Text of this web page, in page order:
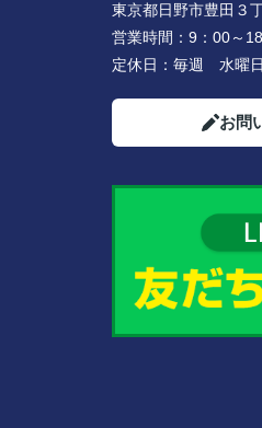
東京都日野市豊田３
営業時間： 9：00～
定休日： 毎週 水曜
お問